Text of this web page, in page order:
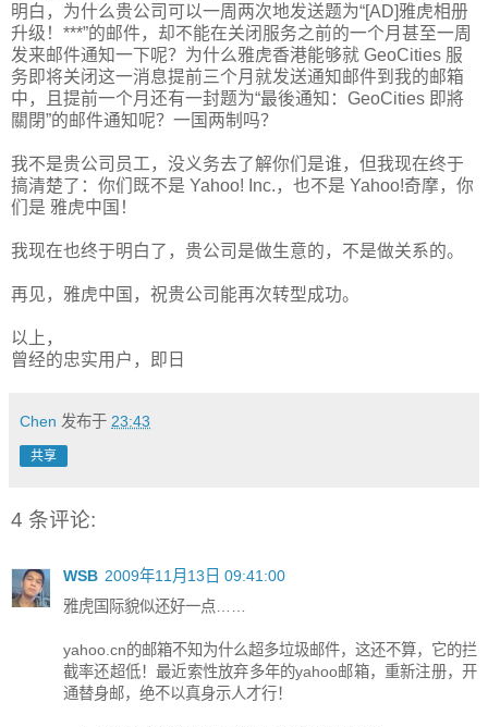
明白，为什么贵公司可以一周两次地发送题为“[AD]雅虎相册
升级！***”的邮件，却不能在关闭服务之前的一个月甚至一周
发来邮件通知一下呢？为什么雅虎香港能够就 GeoCities 服
务即将关闭这一消息提前三个月就发送通知邮件到我的邮箱
中，且提前一个月还有一封题为“最後通知：GeoCities 即將
關閉”的邮件通知呢？一国两制吗？
我不是贵公司员工，没义务去了解你们是谁，但我现在终于
搞清楚了：你们既不是 Yahoo! Inc.，也不是 Yahoo!奇摩，你
们是 雅虎中国！
我现在也终于明白了，贵公司是做生意的，不是做关系的。
再见，雅虎中国，祝贵公司能再次转型成功。
以上，
曾经的忠实用户，即日
Chen 发布于 23:43
共享
4 条评论:
WSB 2009年11月13日 09:41:00
雅虎国际貌似还好一点……
yahoo.cn的邮箱不知为什么超多垃圾邮件，这还不算，它的拦
截率还超低！最近索性放弃多年的yahoo邮箱，重新注册，开
通替身邮，绝不以真身示人才行！